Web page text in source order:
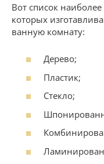
Вот список
которых
ванную комнату:
Дерево;
Пластик;
Стекло;